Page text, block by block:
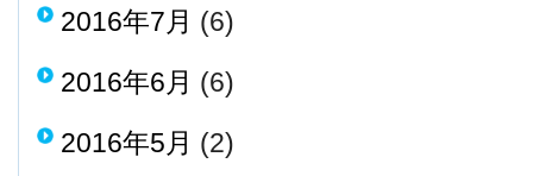
2016年7月 (6)
2016年6月 (6)
2016年5月 (2)